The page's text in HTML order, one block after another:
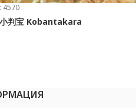
4570
判宝 Kobantakara